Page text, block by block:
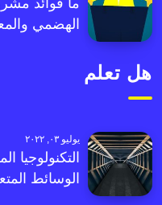
ما فوائد
الهضمي
هل تعلم
يوليو ٠٣, ٢٠٢٢
التكنولوجيا
الوسائط